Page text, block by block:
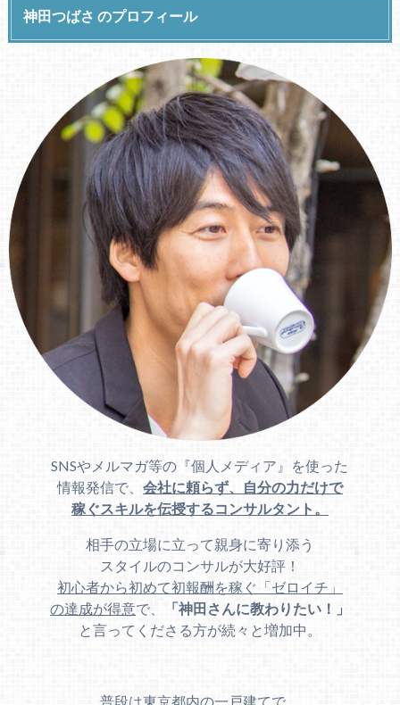
神田つばさ のプロフィール
SNSやメルマガ等の『個人メディア』を使った
情報発信で、 会社に頼らず、自分の力だけで
稼ぐスキルを伝授するコンサルタント。
相手の立場に立って親身に寄り添う
スタイルのコンサルが大好評！
初心者から初めて初報酬を稼ぐ「ゼロイチ」
の達成が得意で、
「神田さんに教わりたい！」
と言ってくださる方が続々と増加中。
普段は東京都内の一戸建てで、